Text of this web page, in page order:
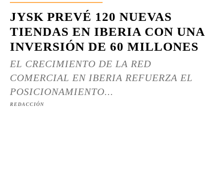
JYSK PREVÉ 120 NUEVAS
TIENDAS EN IBERIA CON UNA
INVERSIÓN DE 60 MILLONES
EL CRECIMIENTO DE LA RED
COMERCIAL EN IBERIA REFUERZA EL
POSICIONAMIENTO...
REDACCIÓN